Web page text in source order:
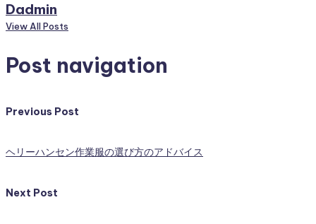
Dadmin
View All Posts
Post navigation
Previous Post
ヘリーハンセン作業服の選び方のアドバイス
Next Post